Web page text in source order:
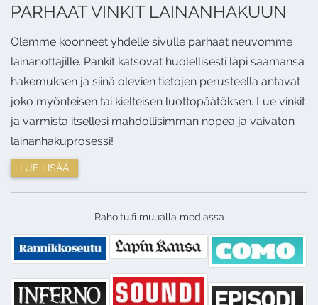
PARHAAT VINKIT LAINANHAKUUN
Olemme koonneet yhdelle sivulle parhaat neuvomme
lainanottajille. Pankit katsovat huolellisesti läpi saamansa
hakemuksen ja siinä olevien tietojen perusteella antavat
joko myönteisen tai kielteisen luottopäätöksen. Lue vinkit
ja varmista itsellesi mahdollisimman nopea ja vaivaton
lainanhakuprosessi!
LUE LISÄÄ
Rahoitu.fi muualla mediassa